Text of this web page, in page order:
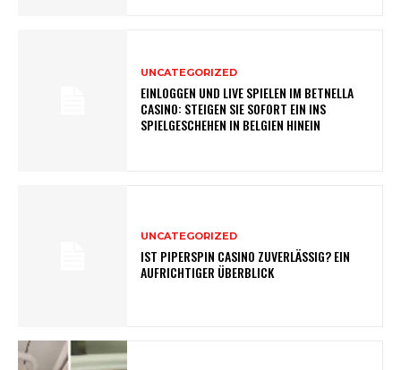
UNCATEGORIZED
EINLOGGEN UND LIVE SPIELEN IM BETNELLA
CASINO: STEIGEN SIE SOFORT EIN INS
SPIELGESCHEHEN IN BELGIEN HINEIN
UNCATEGORIZED
IST PIPERSPIN CASINO ZUVERLÄSSIG? EIN
AUFRICHTIGER ÜBERBLICK